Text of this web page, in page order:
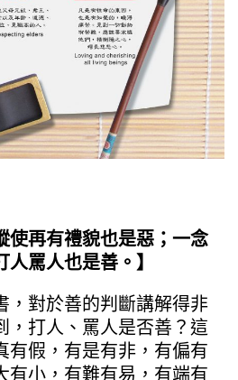
使再有禮貌也是惡；一念
罵人也是善。】
，對於善的判斷講解得非
，打人、罵人是否善？這
有假，有是有非，有偏有
有小，有難有易，有端有